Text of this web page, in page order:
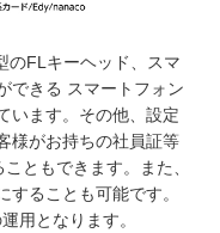
のFLキーヘッド、スマ
できる スマートフォン
います。その他、設定
様がお持ちの社員証等
ともできます。また、
ることも可能です。
用となります。